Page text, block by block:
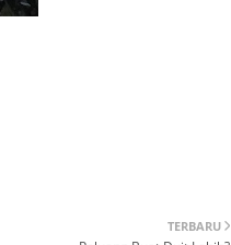
TERBARU